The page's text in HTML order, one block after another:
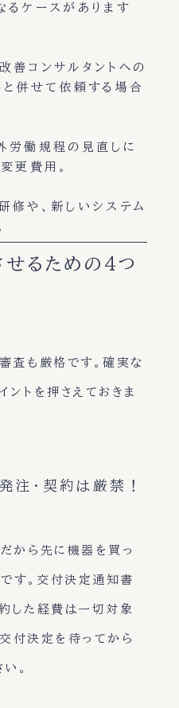
るケースがあります
善コンサルタントへの
併せて依頼する場合
労働規程の見直しに
更費用。
修や、新しいシステム
るための4つ
査も厳格です。確実な
ントを押さえておきま
注・契約は厳禁！
から先に機器を買っ
です。交付決定通知書
した経費は 一切対象
付決定を待ってから
。